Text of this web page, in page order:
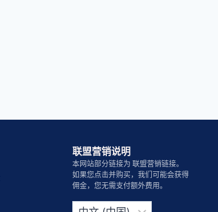
联盟营销说明
本网站部分链接为 联盟营销链接。
如果您点击并购买，我们可能会获得
佣金，您无需支付额外费用。
选